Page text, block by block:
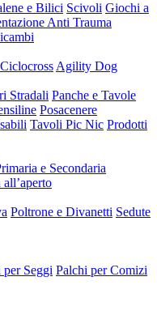
e Bilici Scivoli Giochi a
Anti Trauma
Ciclocross Agility Dog
Stradali Panche e Tavole
Posacenere
Tavoli Pic Nic Prodotti
e Secondaria
Poltrone e Divanetti Sedute
Seggi Palchi per Comizi